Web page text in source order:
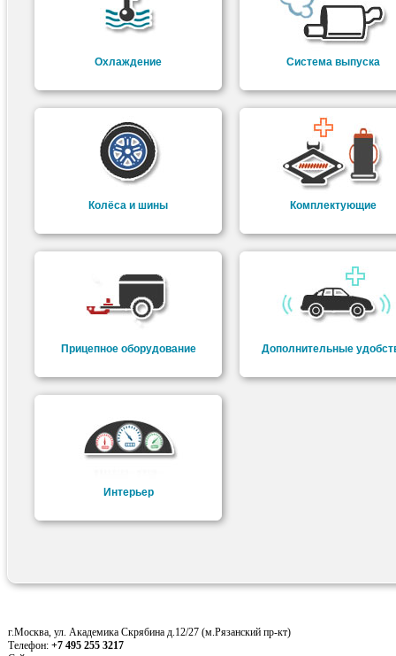
Охлаждение Система выпуска
Колёса и шины Комплектующие
Прицепное оборудование Дополнительные
Интерьер
г.Москва, ул. Академика Скрябина д.12/27 (м.Рязанский пр-кт)
Телефон: +7 495 255 3217